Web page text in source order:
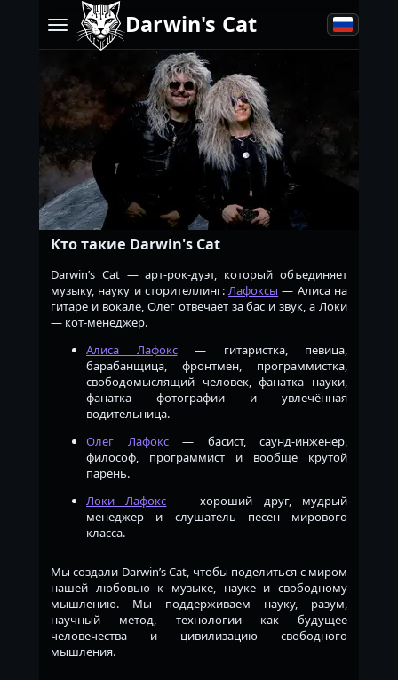
Darwin's Cat
Кто такие Darwin's Cat
Darwin’s Cat — арт-рок-дуэт, который объединяет
музыку, науку и сторителлинг:Лафоксы — Алиса на
гитаре и вокале, Олег отвечает за бас и звук, а Локи
— кот-менеджер.
Алиса Лафокс— гитаристка, певица,
барабанщица, фронтмен, программистка,
свободомыслящий человек, фанатка науки,
фанатка фотографии и увлечённая
водительница.
Олег Лафокс— басист, саунд-инженер,
философ, программист и вообще крутой
парень.
Локи Лафокс — хороший друг, мудрый
менеджер и слушатель песен мирового
класса.
Мы создали Darwin’s Cat, чтобы поделиться с миром
нашей любовью к музыке, науке и свободному
мышлению. Мы поддерживаем науку, разум,
научный метод, технологии как будущее
человечества и цивилизацию свободного
мышления.